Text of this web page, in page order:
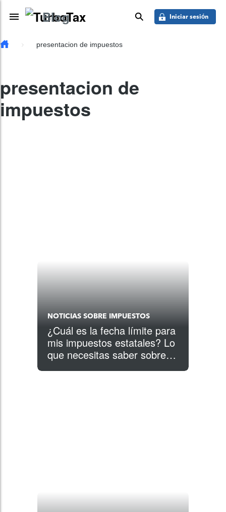
Skip to main content
Toggle Navigation
Blog buscar Iniciar sesión
presentacion de impuestos
presentacion de
impuestos
NOTICIAS SOBRE IMPUESTOS
¿Cuál es la fecha límite para
mis impuestos estatales? Lo
que necesitas saber sobre el